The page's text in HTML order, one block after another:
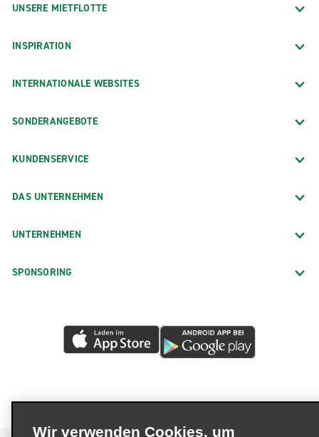
UNSERE MIETFLOTTE
INSPIRATION
INTERNATIONALE WEBSITES
SONDERANGEBOTE
KUNDENSERVICE
DAS UNTERNEHMEN
UNTERNEHMEN
SPONSORING
Wir verwenden Cookies, um